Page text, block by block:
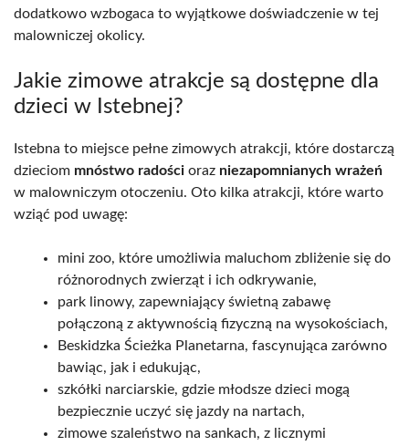
dodatkowo wzbogaca to wyjątkowe doświadczenie w tej
malowniczej okolicy.
Jakie zimowe atrakcje są dostępne dla
dzieci w Istebnej?
Istebna to miejsce pełne zimowych atrakcji, które dostarczą
dzieciom mnóstwo radości oraz niezapomnianych wrażeń
w malowniczym otoczeniu. Oto kilka atrakcji, które warto
wziąć pod uwagę:
mini zoo, które umożliwia maluchom zbliżenie się do
różnorodnych zwierząt i ich odkrywanie,
park linowy, zapewniający świetną zabawę
połączoną z aktywnością fizyczną na wysokościach,
Beskidzka Ścieżka Planetarna, fascynująca zarówno
bawiąc, jak i edukując,
szkółki narciarskie, gdzie młodsze dzieci mogą
bezpiecznie uczyć się jazdy na nartach,
zimowe szaleństwo na sankach, z licznymi